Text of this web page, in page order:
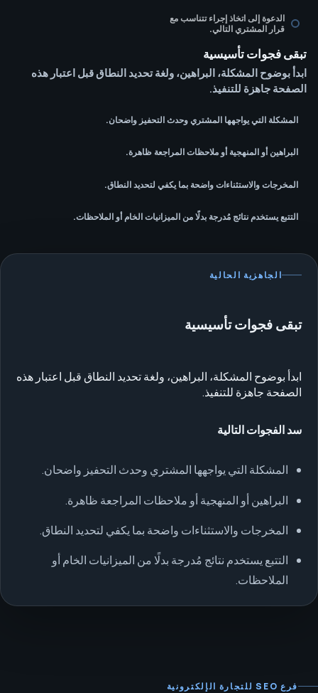
الدعوة إلى اتخاذ إجراء تتناسب مع
قرار المشتري التالي.
تبقى فجوات تأسيسية
ابدأ بوضوح المشكلة، البراهين، ولغة تحديد النطاق قبل اعتبار هذه
الصفحة جاهزة للتنفيذ.
المشكلة التي يواجهها المشتري وحدث التحفيز واضحان.
البراهين أو المنهجية أو ملاحظات المراجعة ظاهرة.
المخرجات والاستثناءات واضحة بما يكفي لتحديد النطاق.
التتبع يستخدم نتائج مُدرجة بدلًا من الميزانيات الخام أو الملاحظات.
الجاهزية الحالية
تبقى فجوات تأسيسية
ابدأ بوضوح المشكلة، البراهين، ولغة تحديد النطاق قبل اعتبار هذه
الصفحة جاهزة للتنفيذ.
سد الفجوات التالية
المشكلة التي يواجهها المشتري وحدث التحفيز واضحان.
البراهين أو المنهجية أو ملاحظات المراجعة ظاهرة.
المخرجات والاستثناءات واضحة بما يكفي لتحديد النطاق.
التتبع يستخدم نتائج مُدرجة بدلًا من الميزانيات الخام أو
الملاحظات.
فرع SEO للتجارة الإلكترونية